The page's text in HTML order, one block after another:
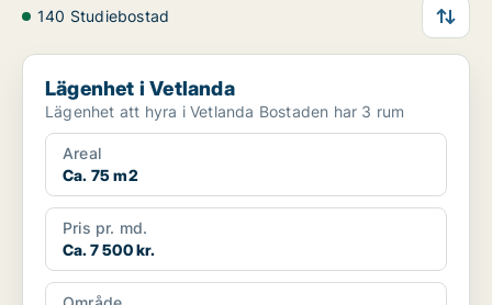
140 Studiebostad
Lägenhet i Vetlanda
Lägenhet i Vetlanda
Lägenhet att hyra i Vetlanda Bostaden har 3 rum
Areal
Ca. 75 m2
Pris pr. md.
Ca. 7 500 kr.